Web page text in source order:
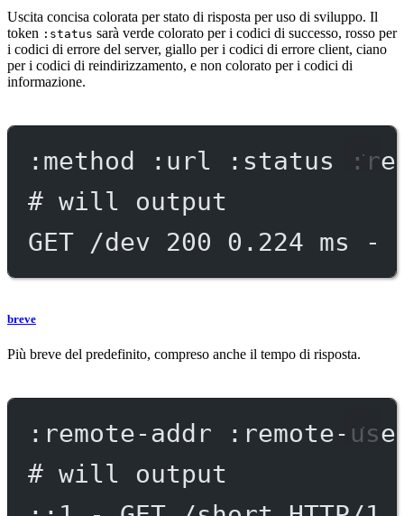
Uscita concisa colorata per stato di risposta per uso di sviluppo. Il
token :status sarà verde colorato per i codici di successo, rosso per
i codici di errore del server, giallo per i codici di errore client, ciano
per i codici di reindirizzamento, e non colorato per i codici di
informazione.
:method :url :status
# will output
GET /dev 200 0.224 ms -
breve
Più breve del predefinito, compreso anche il tempo di risposta.
:remote-addr :remote-
# will output